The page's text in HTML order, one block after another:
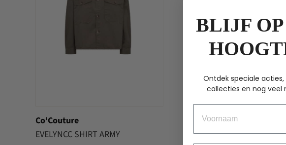
Co'Couture
EVELYNCC SHIRT ARMY
BLIJF
Ontdek speciale acties,
collecties en nog veel